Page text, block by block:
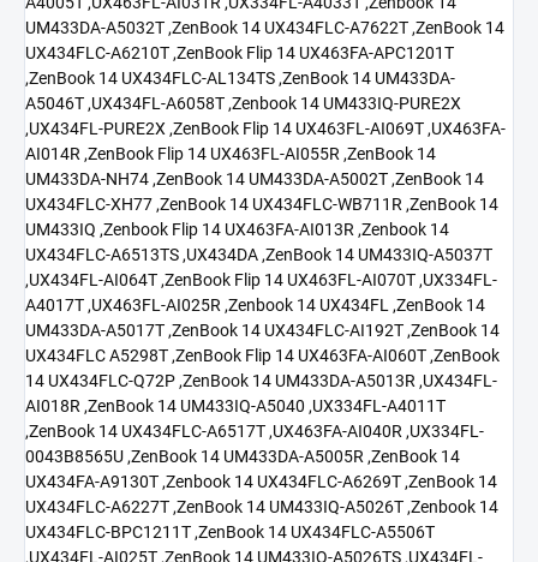
UM433DA-A5032T ,ZenBook 14 UX434FLC-A7622T ,ZenBook 14
UX434FLC-A6210T ,ZenBook Flip 14 UX463FA-APC1201T
,ZenBook 14 UX434FLC-AL134TS ,ZenBook 14 UM433DA-
A5046T ,UX434FL-A6058T ,Zenbook 14 UM433IQ-PURE2X
,UX434FL-PURE2X ,ZenBook Flip 14 UX463FL-AI069T ,UX463FA-
AI014R ,ZenBook Flip 14 UX463FL-AI055R ,ZenBook 14
UM433DA-NH74 ,ZenBook 14 UM433DA-A5002T ,ZenBook 14
UX434FLC-XH77 ,ZenBook 14 UX434FLC-WB711R ,ZenBook 14
UM433IQ ,Zenbook Flip 14 UX463FA-AI013R ,Zenbook 14
UX434FLC-A6513TS ,UX434DA ,ZenBook 14 UM433IQ-A5037T
,UX434FL-AI064T ,ZenBook Flip 14 UX463FL-AI070T ,UX334FL-
A4017T ,UX463FL-AI025R ,Zenbook 14 UX434FL ,ZenBook 14
UM433DA-A5017T ,ZenBook 14 UX434FLC-AI192T ,ZenBook 14
UX434FLC A5298T ,ZenBook Flip 14 UX463FA-AI060T ,ZenBook
14 UX434FLC-Q72P ,ZenBook 14 UM433DA-A5013R ,UX434FL-
AI018R ,ZenBook 14 UM433IQ-A5040 ,UX334FL-A4011T
,ZenBook 14 UX434FLC-A6517T ,UX463FA-AI040R ,UX334FL-
0043B8565U ,ZenBook 14 UM433DA-A5005R ,ZenBook 14
UX434FA-A9130T ,Zenbook 14 UX434FLC-A6269T ,ZenBook 14
UX434FLC-A6227T ,ZenBook 14 UM433IQ-A5026T ,Zenbook 14
UX434FLC-BPC1211T ,ZenBook 14 UX434FLC-A5506T
,UX434FL-AI025T ,ZenBook 14 UM433IQ-A5026TS ,UX434FL-